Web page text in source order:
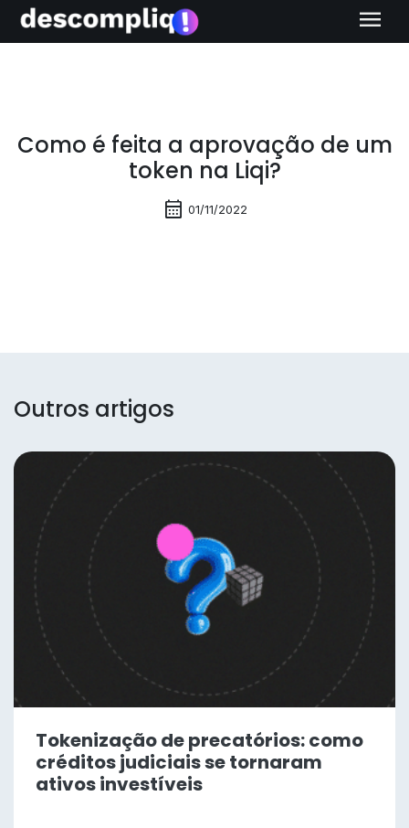
menu
Como é feita a aprovação de um
token na Liqi?
calendar_month 01/11/2022
Outros artigos
Tokenização de precatórios: como
créditos judiciais se tornaram
ativos investíveis